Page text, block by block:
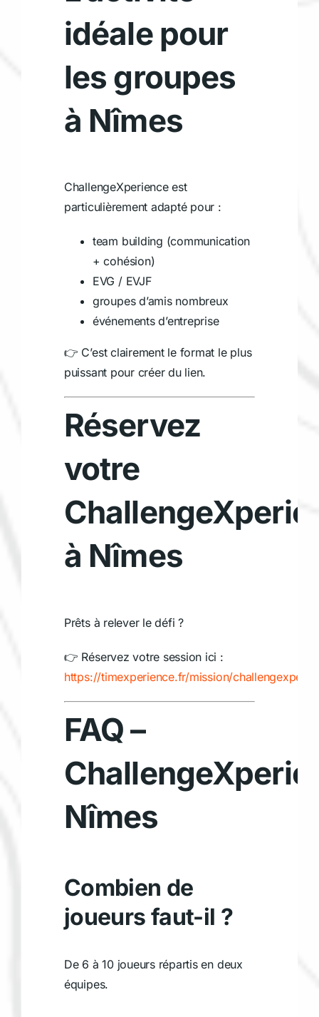
idéale pour
les groupes
à Nîmes
ChallengeXperience est
particulièrement adapté pour :
team building (communication
+ cohésion)
EVG / EVJF
groupes d’amis nombreux
événements d’entreprise
👉 C’est clairement le format le plus
puissant pour créer du lien.
Réservez
votre
à Nîmes
Prêts à relever le défi ?
👉 Réservez votre session ici :
https://timexperience.fr/mission/
FAQ –
Nîmes
Combien de
joueurs faut-il ?
De 6 à 10 joueurs répartis en deux
équipes.